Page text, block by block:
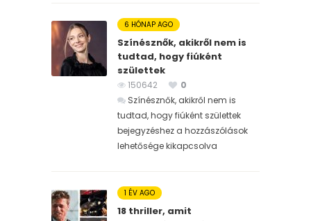
6 HÓNAP AGO
Színésznők, akikről nem is
tudtad, hogy fiúként
születtek
150642
0
Színésznők, akikről nem is
tudtad, hogy fiúként születtek
bejegyzéshez a hozzászólások
lehetősége kikapcsolva
1 ÉV AGO
18 thriller, amit